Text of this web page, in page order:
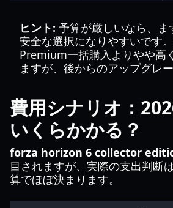
ヒント: 予算が厳しいなら、
安全な選択になりやすいです
Premium一括購入よりやや高
ますが、後からのアップグレ
費用シナリオ：
いくらかかる？
forza horizon 6 collector
目されますが、実際の支出判断
算でほぼ決まります。